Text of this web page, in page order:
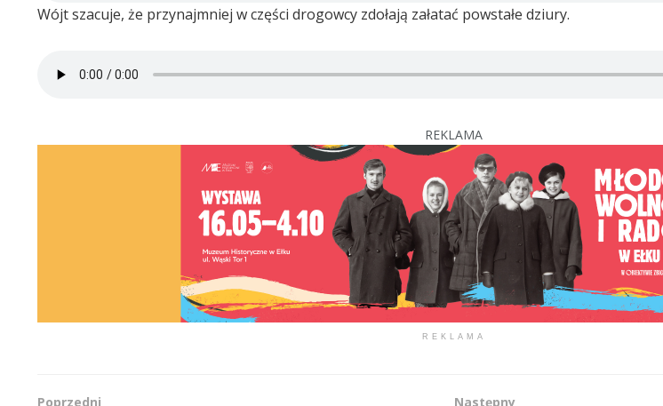
Wójt szacuje, że przynajmniej w części drogowcy zdołają załatać powstałe dziury.
REKLAMA
REKLAMA
Poprzedni Następny